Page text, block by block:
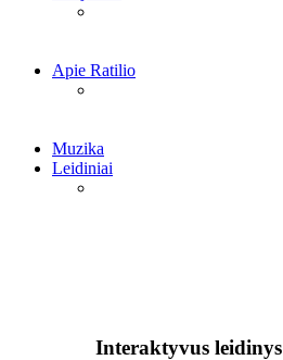
Apie Ratilio
Muzika
Leidiniai
Interaktyvus leidinys